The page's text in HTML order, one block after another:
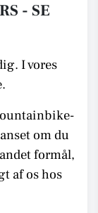
- SE
I vores
om du
formål,
af os hos